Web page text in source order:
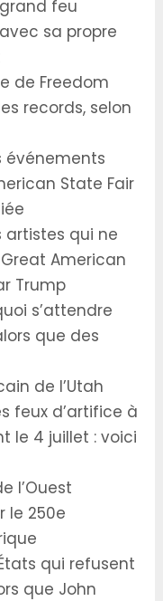
feu
sa propre
de Freedom
records, selon
événements
State Fair
artistes qui ne
American
Trump
s’attendre
que des
de l’Utah
feux d’artifice à
le 4 juillet : voici
l’Ouest
le 250e
qui refusent
que John